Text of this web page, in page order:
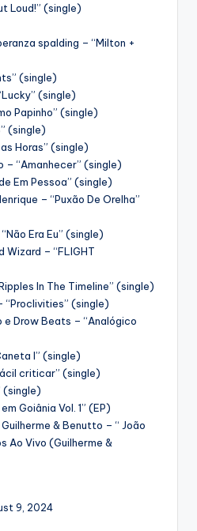
Loud!” (single)
spalding – “Milton +
(single)
(single)
Papinho” (single)
(single)
Horas” (single)
– “Amanhecer” (single)
Em Pessoa” (single)
– “Puxão De Orelha”
Era Eu” (single)
Wizard – “FLIGHT
In The Timeline” (single)
“Proclivities” (single)
Drow Beats – “Analógico
I” (single)
criticar” (single)
(single)
Goiânia Vol. 1” (EP)
& Benutto – “ João
Ao Vivo (Guilherme &
9, 2024